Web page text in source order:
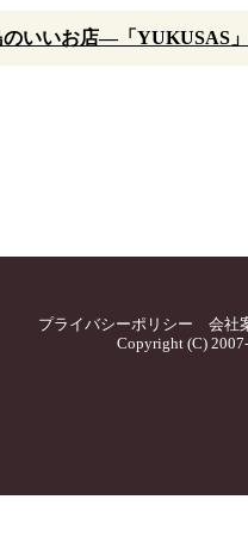
のいいお店—「YUKUSAS
プライバシーポリシー
会社
Copyright (C)